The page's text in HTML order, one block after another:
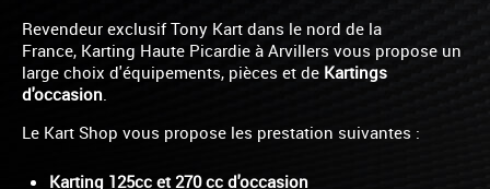
Revendeur exclusif Tony Kart dans le nord de la
France, Karting Haute Picardie à Arvillers vous propose un
large choix d'équipements, pièces et de Kartings
d'occasion.
Le Kart Shop vous propose les prestation suivantes :
Karting 125cc et 270 cc d'occasion